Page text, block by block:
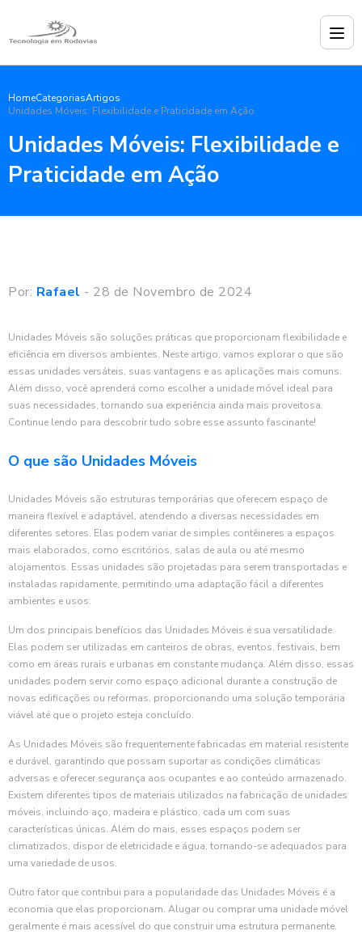
HomeCategoriasArtigos
Unidades Móveis: Flexibilidade e Praticidade em Ação
Unidades Móveis: Flexibilidade e
Praticidade em Ação
Por: Rafael - 28 de Novembro de 2024
Unidades Móveis são soluções práticas que proporcionam flexibilidade e
eficiência em diversos ambientes. Neste artigo, vamos explorar o que são
essas unidades versáteis, suas vantagens e as aplicações mais comuns.
Além disso, você aprenderá como escolher a unidade móvel ideal para
suas necessidades, tornando sua experiência ainda mais proveitosa.
Continue lendo para descobrir tudo sobre esse assunto fascinante!
O que são Unidades Móveis
Unidades Móveis são estruturas temporárias que oferecem espaço de
maneira flexível e adaptável, atendendo a diversas necessidades em
diferentes setores. Elas podem variar de simples contêineres a espaços
mais elaborados, como escritórios, salas de aula ou até mesmo
alojamentos. Essas unidades são projetadas para serem transportadas e
instaladas rapidamente, permitindo uma adaptação fácil a diferentes
ambientes e usos.
Um dos principais benefícios das Unidades Móveis é sua versatilidade.
Elas podem ser utilizadas em canteiros de obras, eventos, festivais, bem
como em áreas rurais e urbanas em constante mudança. Além disso, essas
unidades podem servir como espaço adicional durante a construção de
novas edificações ou reformas, proporcionando uma solução temporária
viável até que o projeto esteja concluído.
As Unidades Móveis são frequentemente fabricadas em material resistente
e durável, garantindo que possam suportar as condições climáticas
adversas e oferecer segurança aos ocupantes e ao conteúdo armazenado.
Existem diferentes tipos de materiais utilizados na fabricação de unidades
móveis, incluindo aço, madeira e plástico, cada um com suas
características únicas. Além do mais, esses espaços podem ser
climatizados, dispor de eletricidade e água, tornando-se adequados para
uma variedade de usos.
Outro fator que contribui para a popularidade das Unidades Móveis é a
economia que elas proporcionam. Alugar ou comprar uma unidade móvel
geralmente é mais acessível do que construir uma estrutura permanente.